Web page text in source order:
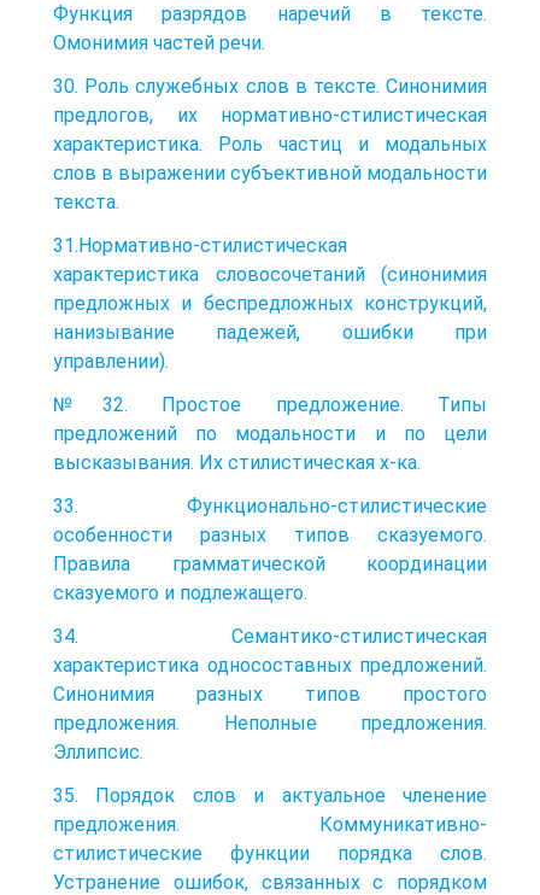
Функция разрядов наречий в тексте.
Омонимия частей речи.
30. Роль служебных слов в тексте. Синонимия
предлогов, их нормативно-стилистическая
характеристика. Роль частиц и модальных
слов в выражении субъективной модальности
текста.
31.Нормативно-стилистическая
характеристика словосочетаний (синонимия
предложных и беспредложных конструкций,
нанизывание падежей, ошибки при
управлении).
№32. Простое предложение. Типы
предложений по модальности и по цели
высказывания. Их стилистическая х-ка.
33. Функционально-стилистические
особенности разных типов сказуемого.
Правила грамматической координации
сказуемого и подлежащего.
34. Семантико-стилистическая
характеристика односоставных предложений.
Синонимия разных типов простого
предложения. Неполные предложения.
Эллипсис.
35. Порядок слов и актуальное членение
предложения. Коммуникативно-
стилистические функции порядка слов.
Устранение ошибок, связанных с порядком